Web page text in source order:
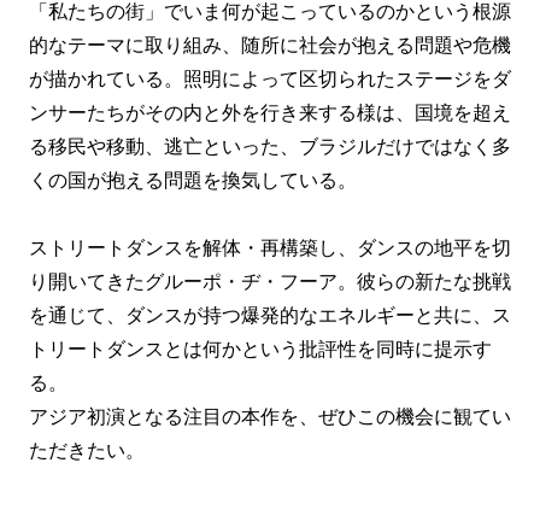
「私たちの街」でいま何が起こっているのかという根源
的なテーマに取り組み、随所に社会が抱える問題や危機
が描かれている。照明によって区切られたステージをダ
ンサーたちがその内と外を行き来する様は、国境を超え
る移民や移動、逃亡といった、ブラジルだけではなく多
くの国が抱える問題を換気している。
ストリートダンスを解体・再構築し、ダンスの地平を切
り開いてきたグルーポ・ヂ・フーア。彼らの新たな挑戦
を通じて、ダンスが持つ爆発的なエネルギーと共に、ス
トリートダンスとは何かという批評性を同時に提示す
る。
アジア初演となる注目の本作を、ぜひこの機会に観てい
ただきたい。